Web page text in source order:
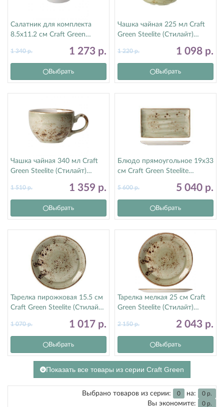
Салатник для комплекта
8.5х11.2 см Craft Green
1 273 р.
1 340р.
Выбрать
Чашка чайная 225 мл Craft
Green Steelite (Стилайт)
1 098 р.
1 220р.
Выбрать
Чашка чайная 340 мл Craft
Green Steelite (Стилайт)
1 359 р.
1 510р.
Выбрать
Блюдо прямоугольное 19х33
см Craft Green Steelite
5 040 р.
5 600р.
Выбрать
Тарелка пирожковая 15.5 см
Craft Green Steelite (Стилайт)
1 017 р.
1 070р.
Выбрать
Тарелка мелкая 25 см Craft
Green Steelite (Стилайт)
2 043 р.
2 150р.
Выбрать
Показать все товары из серии Craft Green
Выбрано товаров из серии: 0 на: 0 р.
Вы экономите: 0 р.